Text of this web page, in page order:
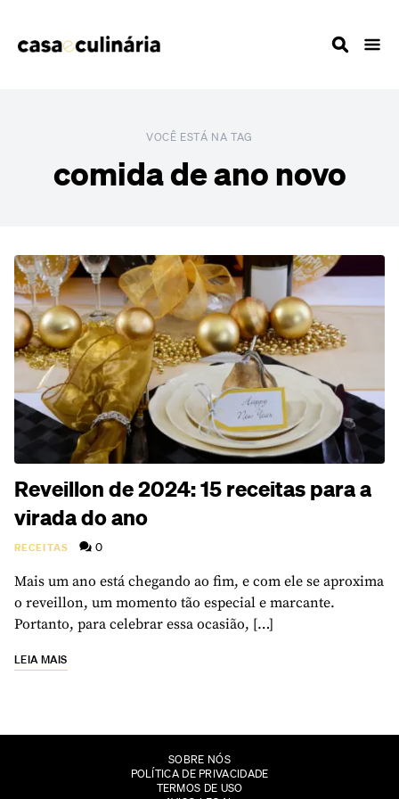
VOCÊ ESTÁ NA TAG
comida de ano novo
Reveillon de 2024: 15 receitas para a
virada do ano
RECEITAS 0
Mais um ano está chegando ao fim, e com ele se aproxima
o reveillon, um momento tão especial e marcante.
Portanto, para celebrar essa ocasião, […]
LEIA MAIS
SOBRE NÓS
POLÍTICA DE PRIVACIDADE
TERMOS DE USO